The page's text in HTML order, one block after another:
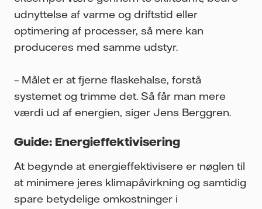
udnyttelse af varme og driftstid eller
optimering af processer, så mere kan
produceres med samme udstyr.
– Målet er at fjerne flaskehalse, forstå
systemet og trimme det. Så får man mere
værdi ud af energien, siger Jens Berggren.
Guide: Energieffektivisering
At begynde at energieffektivisere er nøglen til
at minimere jeres klimapåvirkning og samtidig
spare betydelige omkostninger i